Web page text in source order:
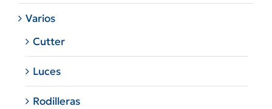
Varios
Cutter
Luces
Rodilleras